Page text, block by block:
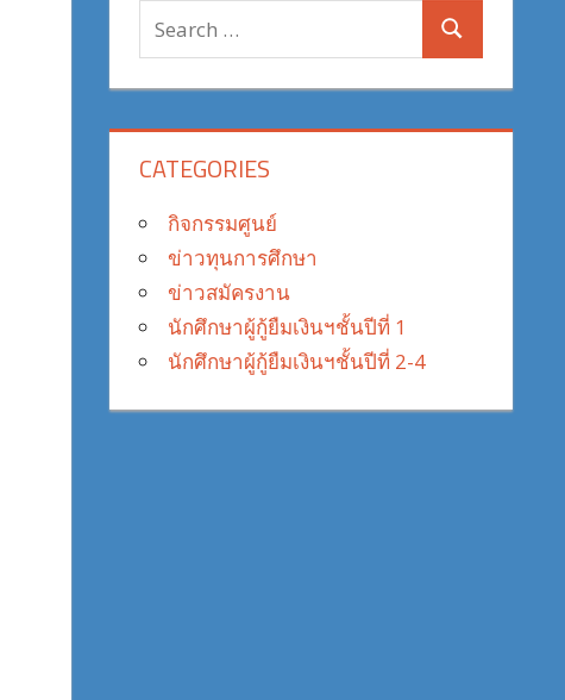
Search
for:
Search
CATEGORIES
กิจกรรมศูนย์
ข่าวทุนการศึกษา
ข่าวสมัครงาน
นักศึกษาผู้กู้ยืมเงินฯชั้นปีที่ 1
นักศึกษาผู้กู้ยืมเงินฯชั้นปีที่ 2-4